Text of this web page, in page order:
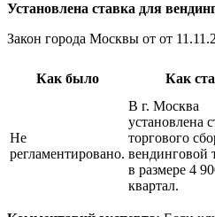
Установлена ставка для
Закон города Москвы от от
Как было Как
Не
регламентировано.
В г. Москва
установлена
торгового
вендинговой
в размере 4
квартал.